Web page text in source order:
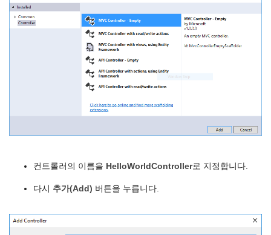
컨트롤러의 이름을 HelloWorldController로 지정합니다.
다시 추가(Add) 버튼을 누릅니다.